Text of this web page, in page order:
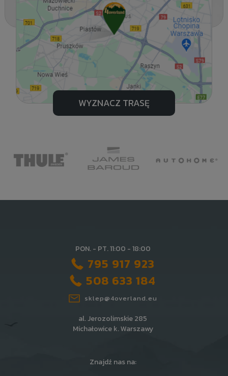
WYZNACZ TRASĘ
PON. - PT. 11:00 - 18:00
795 917 923
508 633 184
sklep@4overland.eu
al. Jerozolimskie 285
Michałowice k. Warszawy
Znajdź nas na: